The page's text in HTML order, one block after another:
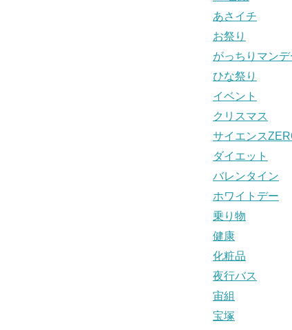
あさイチ
お祭り
がっちりマンデ
ひな祭り
イベント
クリスマス
サイエンス
ダイエット
バレンタイン
ホワイトデー
乗り物
健康
化粧品
夜行バス
宙組
宝塚